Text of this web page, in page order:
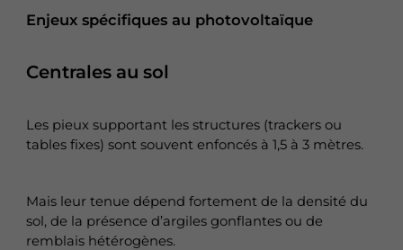
Enjeux spécifiques au photovoltaïque
Centrales au sol
Les pieux supportant les structures (trackers ou
tables fixes) sont souvent enfoncés à 1,5 à 3 mètres.
Mais leur tenue dépend fortement de la densité du
sol, de la présence d’argiles gonflantes ou de
remblais hétérogènes.